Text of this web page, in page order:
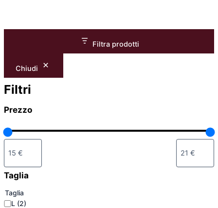
Filtra prodotti
Chiudi
Filtri
Prezzo
Taglia
Taglia
L (2)